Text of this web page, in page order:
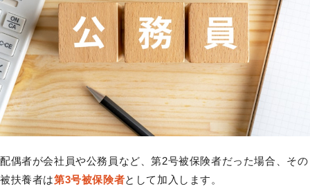
配偶者が会社員や公務員など、第2号被保険者だった場合、その
被扶養者は第3号被保険者として加入します。